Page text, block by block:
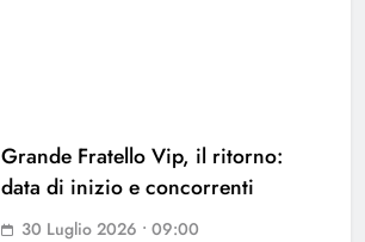
Grande Fratello Vip, il ritorno:
data di inizio e concorrenti
30 Luglio 2026 • 09:00